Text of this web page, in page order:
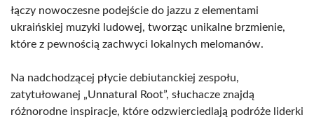
łączy nowoczesne podejście do jazzu z elementami
ukraińskiej muzyki ludowej, tworząc unikalne brzmienie,
które z pewnością zachwyci lokalnych melomanów.
Na nadchodzącej płycie debiutanckiej zespołu,
zatytułowanej „Unnatural Root”, słuchacze znajdą
różnorodne inspiracje, które odzwierciedlają podróże liderki